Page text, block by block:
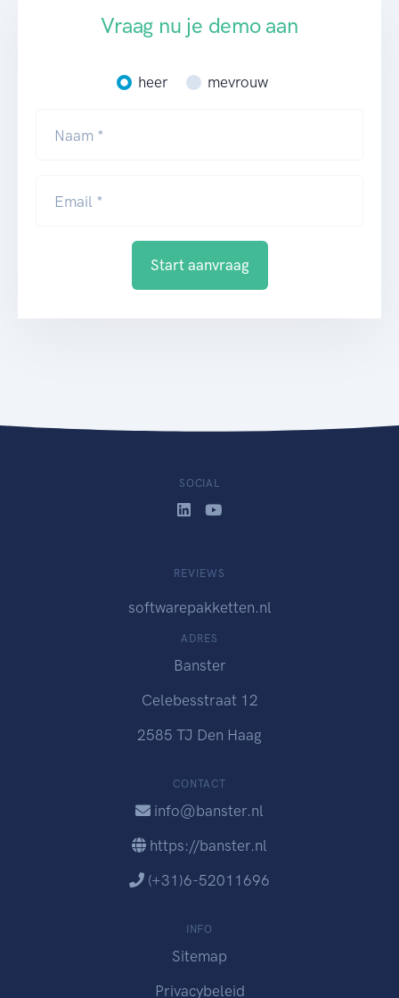
Vraag nu je demo aan
heer mevrouw
Naam *
Email *
Start aanvraag
SOCIAL
REVIEWS
softwarepakketten.nl
ADRES
Banster
Celebesstraat 12
2585 TJ Den Haag
CONTACT
info@banster.nl
https://banster.nl
(+31)6-52011696
INFO
Sitemap
Privacybeleid